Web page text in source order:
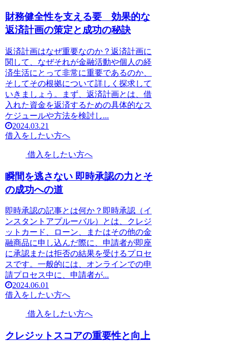
財務健全性を支える要 効果的な
返済計画の策定と成功の秘訣
返済計画はなぜ重要なのか？返済計画に
関して、なぜそれが金融活動や個人の経
済生活にとって非常に重要であるのか、
そしてその根拠について詳しく探求して
いきましょう。まず、返済計画とは、借
入れた資金を返済するための具体的なス
ケジュールや方法を検討し...
2024.03.21
借入をしたい方へ
借入をしたい方へ
瞬間を逃さない 即時承認の力とそ
の成功への道
即時承認の記事とは何か？即時承認（イ
ンスタントアプルーバル）とは、クレジ
ットカード、ローン、またはその他の金
融商品に申し込んだ際に、申請者が即座
に承認または拒否の結果を受けるプロセ
スです。一般的には、オンラインでの申
請プロセス中に、申請者が...
2024.06.01
借入をしたい方へ
借入をしたい方へ
クレジットスコアの重要性と向上